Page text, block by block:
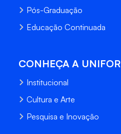
Pós-Graduação
Educação Continuada
CONHEÇA A UNIFOR
Institucional
Cultura e Arte
Pesquisa e Inovação